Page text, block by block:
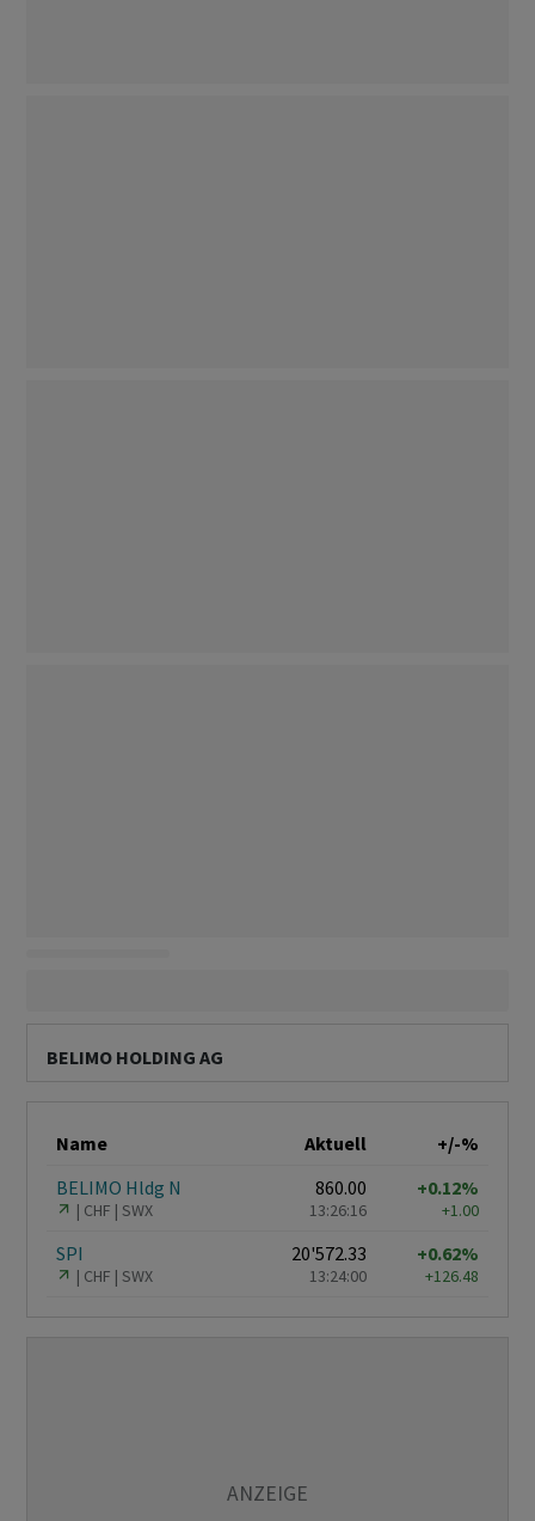
BELIMO HOLDING AG
Name Aktuell
+/-%
BELIMO Hldg N
CHF SWX
860.00
13:26:16
+0.12%
+1.00
SPI
CHF SWX
20'572.33
13:24:00
+0.62%
+126.48